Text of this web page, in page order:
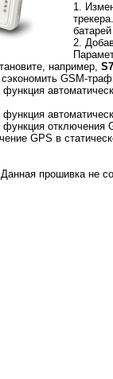
1.
2.
например,
сэкономить GSM-
отключения
GPS в
Данная прошивка не